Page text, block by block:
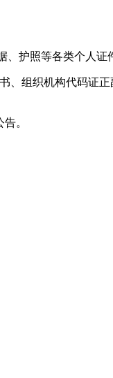
护照等各类个人证
、组织机构代码证
。